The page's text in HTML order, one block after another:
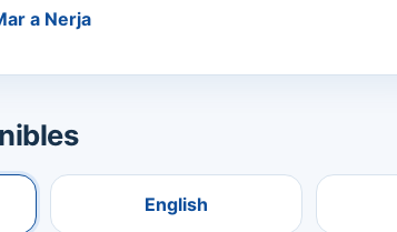
a Nerja
English